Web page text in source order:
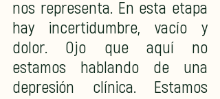
nos representa. En esta etapa
hay incertidumbre, vacío y
dolor. Ojo que aquí no
estamos hablando de una
depresión clínica. Estamos